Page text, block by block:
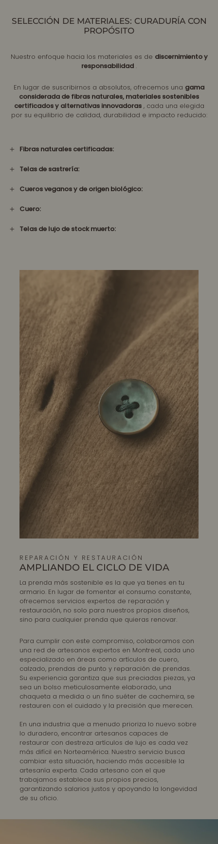
SELECCIÓN DE MATERIALES: CURADURÍA CON
PROPÓSITO
Nuestro enfoque hacia los materiales es de discernimiento y
responsabilidad .
En lugar de suscribirnos a absolutos, ofrecemos una gama
considerada de fibras naturales, materiales sostenibles
certificados y alternativas innovadoras, cada una elegida
por su equilibrio de calidad, durabilidad e impacto reducido:
Fibras naturales certificadas:
Telas de sastrería:
Cueros veganos y de origen biológico:
Cuero:
Telas de lujo de stock muerto:
REPARACIÓN Y RESTAURACIÓN
AMPLIANDO EL CICLO DE VIDA
La prenda más sostenible es la que ya tienes en tu
armario. En lugar de fomentar el consumo constante,
ofrecemos servicios expertos de reparación y
restauración, no solo para nuestros propios diseños,
sino para cualquier prenda que quieras renovar.
Para cumplir con este compromiso, colaboramos con
una red de artesanos expertos en Montreal, cada uno
especializado en áreas como artículos de cuero,
calzado, prendas de punto y reparación de prendas.
Su experiencia garantiza que sus preciadas piezas, ya
sea un bolso meticulosamente elaborado, una
chaqueta a medida o un fino suéter de cachemira, se
restauren con el cuidado y la precisión que merecen.
En una industria que a menudo prioriza lo nuevo sobre
lo duradero, encontrar artesanos capaces de
restaurar con destreza artículos de lujo es cada vez
más difícil en Norteamérica. Nuestro servicio busca
cambiar esta situación, haciendo más accesible la
artesanía experta. Cada artesano con el que
trabajamos establece sus propios precios,
garantizando salarios justos y apoyando la longevidad
de su oficio.